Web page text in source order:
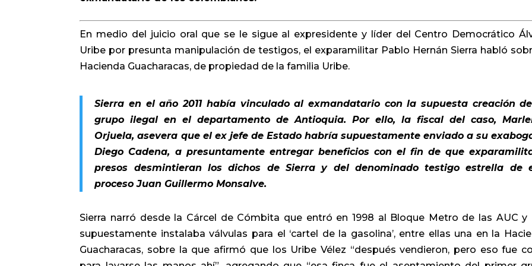
En medio del juicio oral que se le sigue al expresidente y líder del Centro Democrático
Uribe por presunta manipulación de testigos, el exparamilitar Pablo Hernán Sierra habló
Hacienda Guacharacas, de propiedad de la familia Uribe.
Sierra en el año 2011 había vinculado al exmandatario con la supuesta creación
grupo ilegal en el departamento de Antioquia. Por ello, la fiscal del caso,
Orjuela, asevera que el ex jefe de Estado habría supuestamente enviado a su
Diego Cadena, a presuntamente entregar beneficios con el fin de que
presos desmintieran los dichos de Sierra y del denominado testigo estrella de
proceso Juan Guillermo Monsalve.
Sierra narró desde la Cárcel de Cómbita que entró en 1998 al Bloque Metro de las AUC y
supuestamente instalaba válvulas para el ‘cartel de la gasolina’, entre ellas una en la
Guacharacas, sobre la que afirmó que los Uribe Vélez “después vendieron, pero eso fue